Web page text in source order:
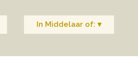
In Middelaar of: ▾